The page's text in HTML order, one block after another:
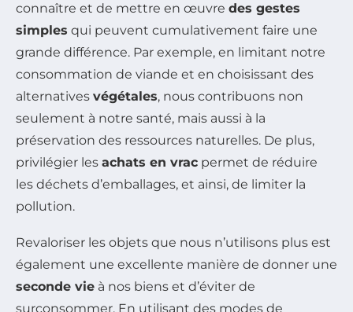
connaître et de mettre en œuvre des gestes
simples qui peuvent cumulativement faire une
grande différence. Par exemple, en limitant notre
consommation de viande et en choisissant des
alternatives végétales, nous contribuons non
seulement à notre santé, mais aussi à la
préservation des ressources naturelles. De plus,
privilégier les achats en vrac permet de réduire
les déchets d’emballages, et ainsi, de limiter la
pollution.
Revaloriser les objets que nous n’utilisons plus est
également une excellente manière de donner une
seconde vie à nos biens et d’éviter de
surconsommer. En utilisant des modes de